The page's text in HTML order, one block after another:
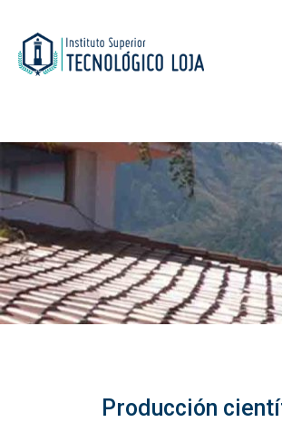
Producción